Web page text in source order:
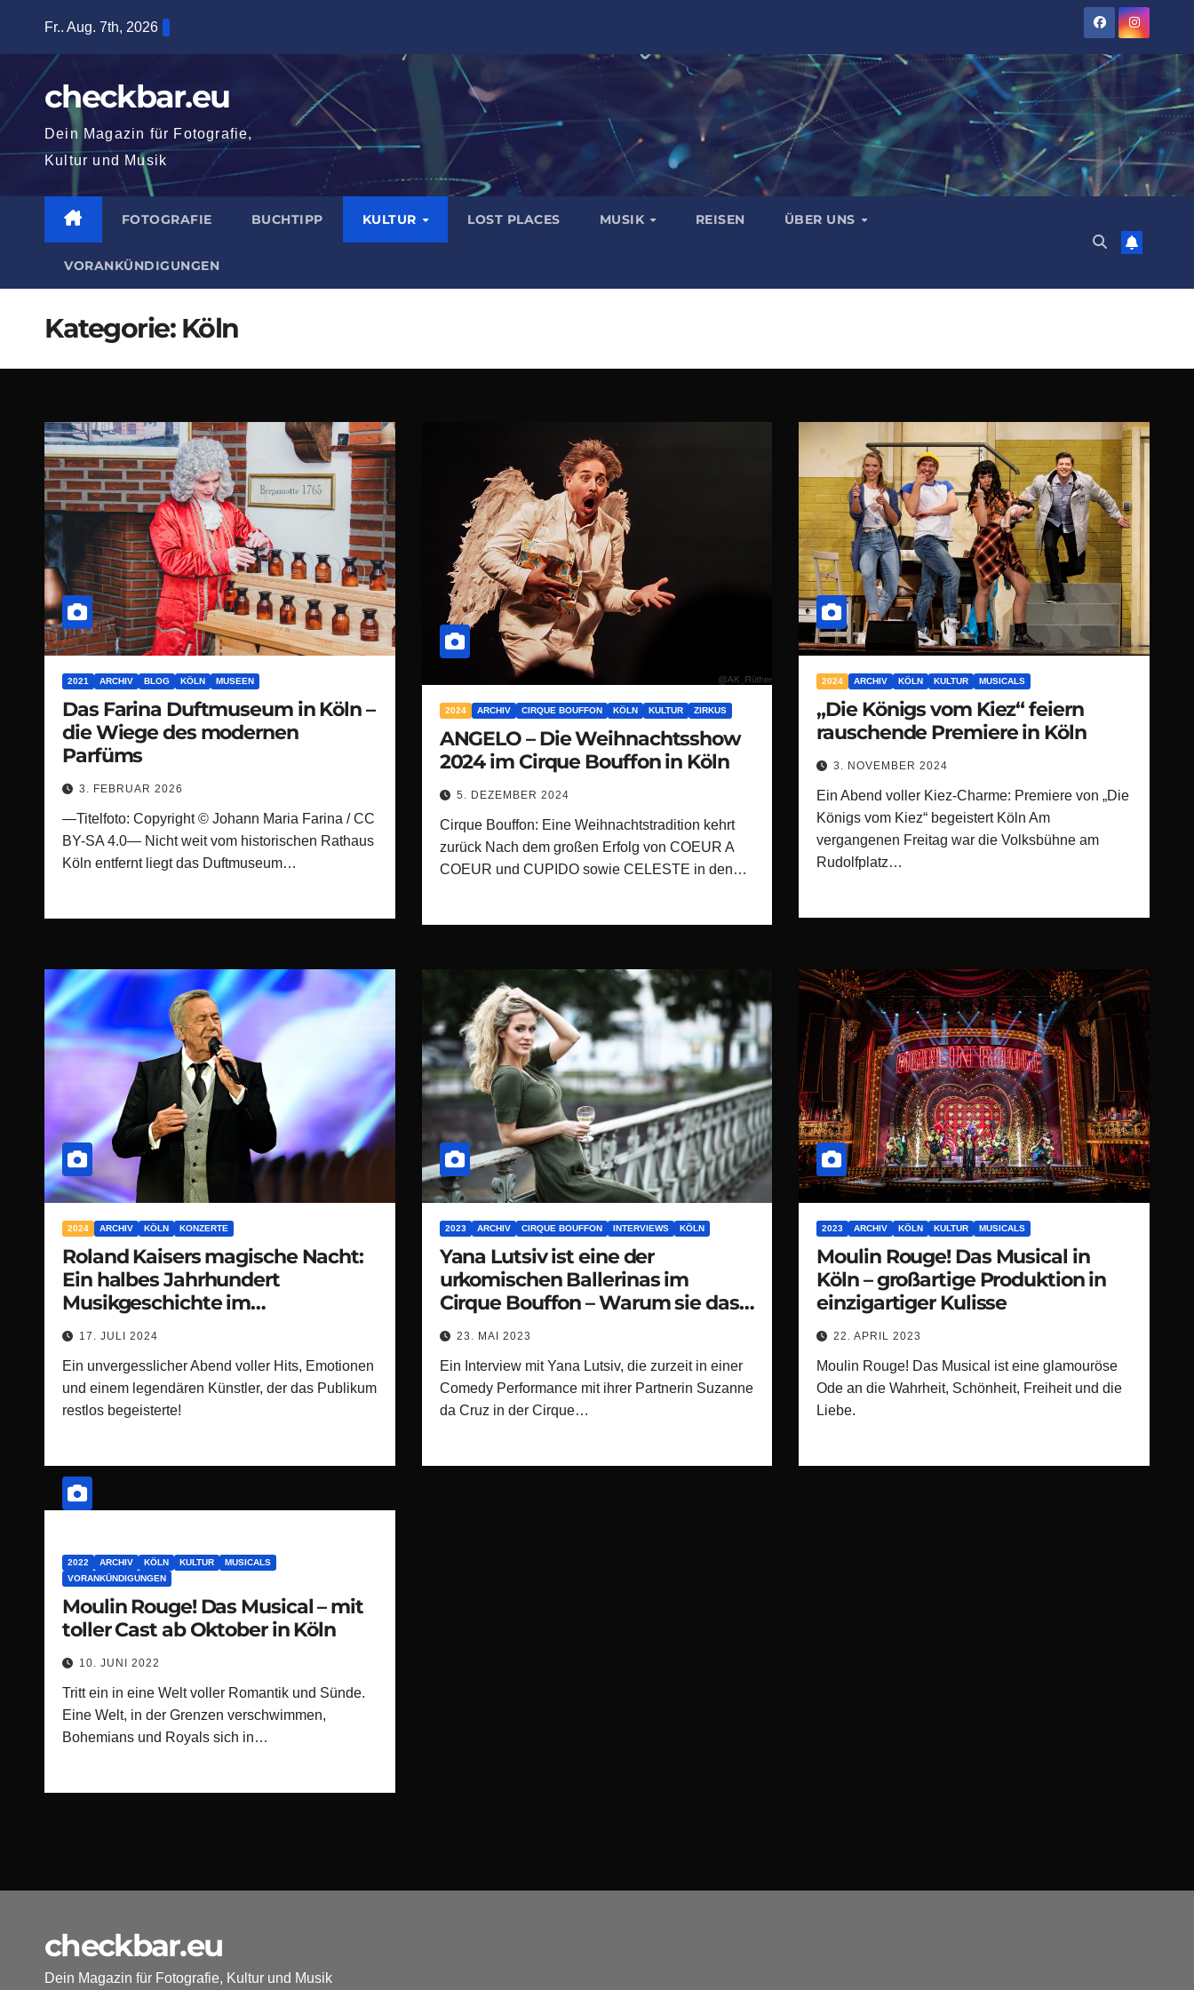
springen
Fr.. Aug. 7th, 2026
checkbar.eu
Dein Magazin für Fotografie,
Kultur und Musik
FOTOGRAFIE BUCHTIPP KULTUR LOST PLACES MUSIK REISEN ÜBER UNS
VORANKÜNDIGUNGEN
Kategorie: Köln
2021 ARCHIV BLOG KÖLN MUSEEN
Das Farina Duftmuseum in Köln –
die Wiege des modernen
Parfüms
3. FEBRUAR 2026
—Titelfoto: Copyright © Johann Maria Farina / CC
BY-SA 4.0— Nicht weit vom historischen Rathaus
Köln entfernt liegt das Duftmuseum…
2024 ARCHIV CIRQUE BOUFFON KÖLN KULTUR ZIRKUS
ANGELO – Die Weihnachtsshow
2024 im Cirque Bouffon in Köln
5. DEZEMBER 2024
Cirque Bouffon: Eine Weihnachtstradition kehrt
zurück Nach dem großen Erfolg von COEUR A
COEUR und CUPIDO sowie CELESTE in den…
2024 ARCHIV KÖLN KULTUR MUSICALS
„Die Königs vom Kiez“ feiern
rauschende Premiere in Köln
3. NOVEMBER 2024
Ein Abend voller Kiez-Charme: Premiere von „Die
Königs vom Kiez“ begeistert Köln Am
vergangenen Freitag war die Volksbühne am
Rudolfplatz…
2024 ARCHIV KÖLN KONZERTE
Roland Kaisers magische Nacht:
Ein halbes Jahrhundert
Musikgeschichte im
RheinEnergieStadion
17. JULI 2024
Ein unvergesslicher Abend voller Hits, Emotionen
und einem legendären Künstler, der das Publikum
restlos begeisterte!
2023 ARCHIV CIRQUE BOUFFON INTERVIEWS KÖLN
Yana Lutsiv ist eine der
urkomischen Ballerinas im
Cirque Bouffon – Warum sie das
deutsche Publikum so liebt
23. MAI 2023
Ein Interview mit Yana Lutsiv, die zurzeit in einer
Comedy Performance mit ihrer Partnerin Suzanne
da Cruz in der Cirque…
2023 ARCHIV KÖLN KULTUR MUSICALS
Moulin Rouge! Das Musical in
Köln – großartige Produktion in
einzigartiger Kulisse
22. APRIL 2023
Moulin Rouge! Das Musical ist eine glamouröse
Ode an die Wahrheit, Schönheit, Freiheit und die
Liebe.
2022 ARCHIV KÖLN KULTUR
MUSICALS
VORANKÜNDIGUNGEN
Moulin Rouge! Das Musical – mit
toller Cast ab Oktober in Köln
10. JUNI 2022
Tritt ein in eine Welt voller Romantik und Sünde.
Eine Welt, in der Grenzen verschwimmen,
Bohemians und Royals sich in…
checkbar.eu
Dein Magazin für Fotografie, Kultur und Musik